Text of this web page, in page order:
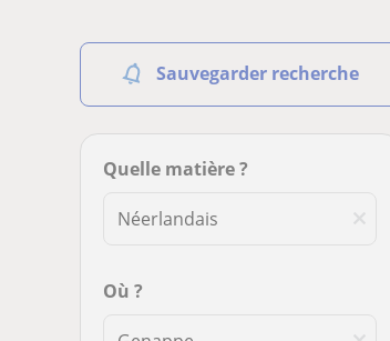
Sauvegarder recherche
Quelle matière ?
Où ?